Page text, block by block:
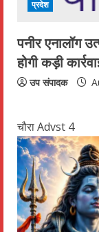
प्रदेश
पनीर एनालॉग
होगी कड़ी
उप संपादक
चौरा Advst 4